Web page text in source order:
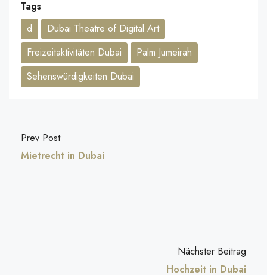
Tags
d
Dubai Theatre of Digital Art
Freizeitaktivitäten Dubai
Palm Jumeirah
Sehenswürdigkeiten Dubai
Prev Post
Mietrecht in Dubai
Nächster Beitrag
Hochzeit in Dubai